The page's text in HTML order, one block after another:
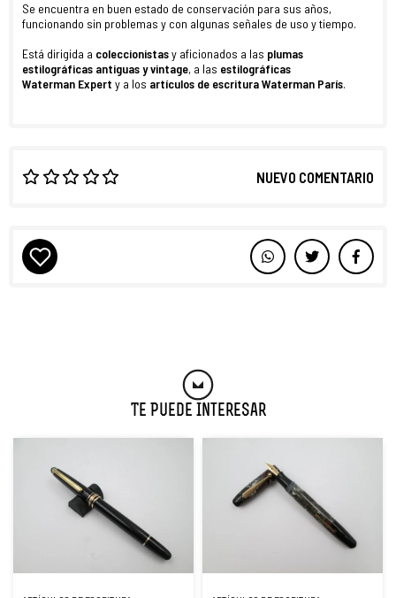
Se encuentra en buen estado de conservación para sus años,
funcionando sin problemas y con algunas señales de uso y tiempo.
Está dirigida a coleccionistasy aficionados a las plumas
estilográficas antiguas y vintage, a las estilográficas
Waterman Expert y a los artículos de escrituraWaterman París.
NUEVO COMENTARIO
Te Puede Interesar